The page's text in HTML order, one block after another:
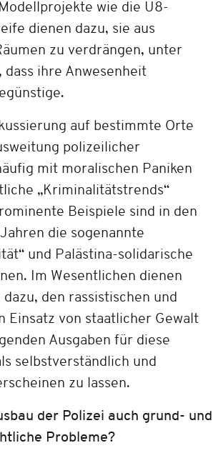
wie die U8-
dienen dazu, sie aus
zu verdrängen, unter
dass ihre Anwesenheit
auf bestimmte Orte
polizeilicher
mit moralischen Paniken
„Kriminalitätstrends“
Beispiele sind in den
die sogenannte
und Palästina-solidarische
Im Wesentlichen dienen
dazu, den rassistischen und
Einsatz von staatlicher Gewalt
Ausgaben für diese
selbstverständlich und
zu lassen.
der Polizei auch grund- und
Probleme?